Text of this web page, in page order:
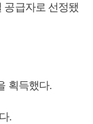
공급자로 선정됐
획득했다.
.